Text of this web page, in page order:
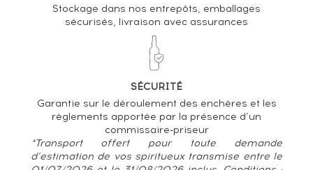
Stockage dans nos entrepôts, emballages
sécurisés, livraison avec assurances
SÉCURITÉ
Garantie sur le déroulement des enchères et les
règlements apportée par la présence d’un
commissaire-priseur
*Transport offert pour toute demande
d’estimation de vos spiritueux transmise entre le